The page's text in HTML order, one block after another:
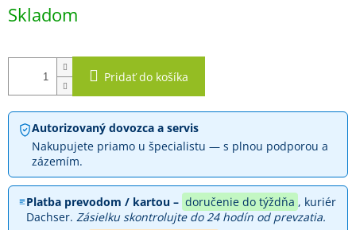
cena:
Skladom
Pridať do košíka
Autorizovaný dovozca a servis
Nakupujete priamo u špecialistu — s plnou podporou a
zázemím.
Platba prevodom / kartou – doručenie do týždňa , kuriér
Dachser.Zásielku skontrolujte do 24 hodín od prevzatia.